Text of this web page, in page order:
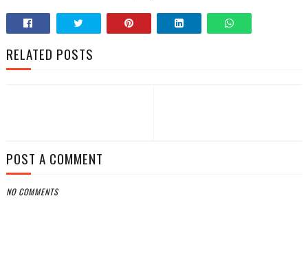
RELATED POSTS
POST A COMMENT
NO COMMENTS